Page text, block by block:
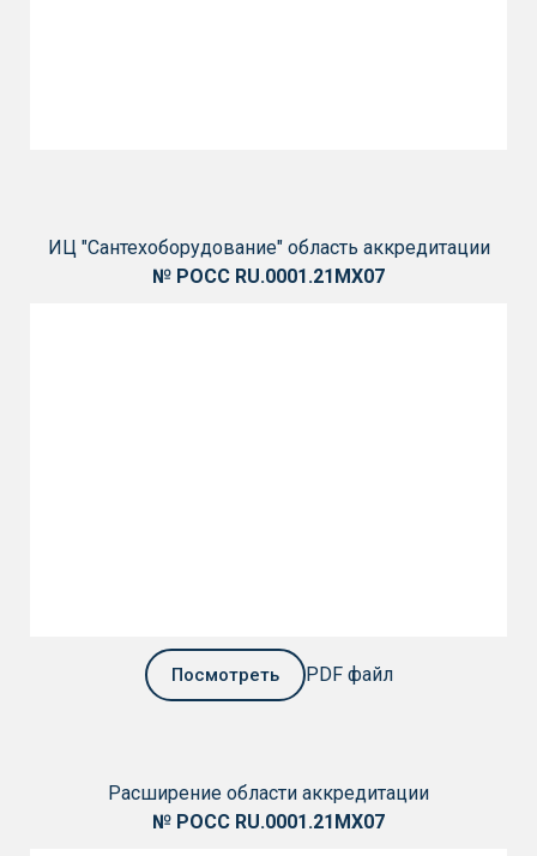
ИЦ "Сантехоборудование" область аккредитации
№ РОСС RU.0001.21МХ07
Посмотреть PDF файл
Расширение области аккредитации
№ РОСС RU.0001.21МХ07